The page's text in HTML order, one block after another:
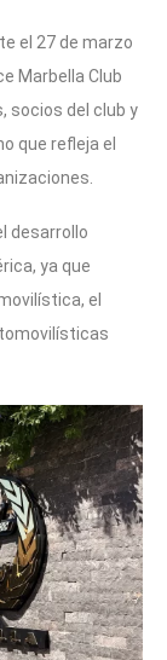
el 27 de marzo
Marbella Club
socios del club y
que refleja el
desarrollo
ya que
el